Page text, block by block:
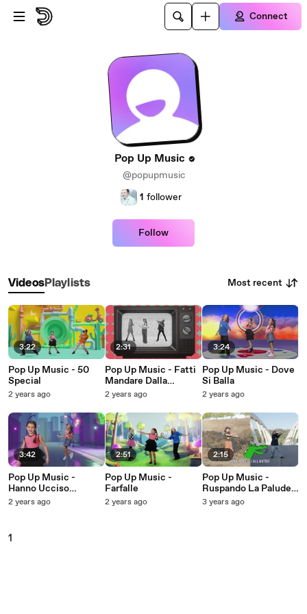
Skip to main content
Connect
Pop Up Music
@popupmusic
1 follower
Follow
VideosPlaylists Most recent
3:22
Pop Up Music - 50
Special
2 years ago
3:42
Pop Up Music -
Hanno Ucciso
L'Uomo Ragno
2 years ago
2:31
Pop Up Music - Fatti
Mandare Dalla
Mamma A Prendere Il
2 years ago
2:51
Pop Up Music -
Farfalle
2 years ago
3:24
Pop Up Music - Dove
Si Balla
2 years ago
2:15
Pop Up Music -
Ruspando La Palude
(Lyric Video)
3 years ago
1